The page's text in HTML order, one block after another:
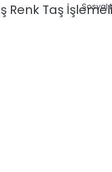
Sosyal